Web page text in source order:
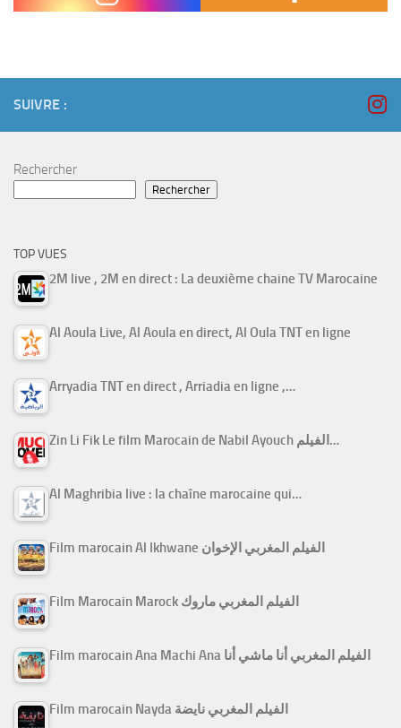
SUIVRE :
Rechercher
Rechercher
TOP VUES
2M live , 2M en direct : La deuxième chaine TV Marocaine
Al Aoula Live, Al Aoula en direct, Al Oula TNT en ligne
Arryadia TNT en direct , Arriadia en ligne ,…
Zin Li Fik Le film Marocain de Nabil Ayouch الفيلم…
Al Maghribia live : la chaîne marocaine qui…
Film marocain Al Ikhwane الفيلم المغربي الإخوان
Film Marocain Marock الفيلم المغربي ماروك
Film marocain Ana Machi Ana الفيلم المغربي أنا ماشي أنا
Film marocain Nayda الفيلم المغربي نايضة